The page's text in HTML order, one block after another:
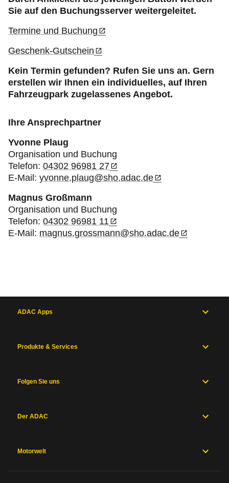
Sie auf den Buchungsserver weitergeleitet.
Termine und Buchung
Geschenk-Gutschein
Kein Termin gefunden? Rufen Sie uns an. Gern
erstellen wir Ihnen ein individuelles, auf Ihren
Fahrzeugpark zugelassenes Angebot.
Ihre Ansprechpartner
Yvonne Plaug
Organisation und Buchung
Telefon: 04302 96981 27
E-Mail: yvonne.plaug@sho.adac.de
Magnus Großmann
Organisation und Buchung
Telefon: 04302 96981 11
E-Mail: magnus.grossmann@sho.adac.de
ADAC Apps
Produkte & Services
Folgen Sie uns
Der ADAC
Motorwelt